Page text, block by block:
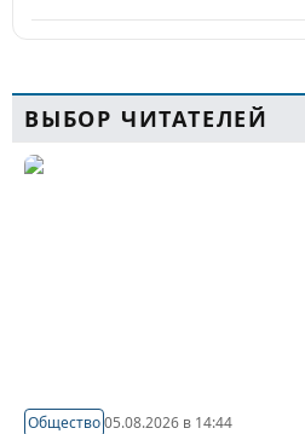
ВЫБОР ЧИТАТЕЛЕЙ
Общество05.08.2026 в 14:44